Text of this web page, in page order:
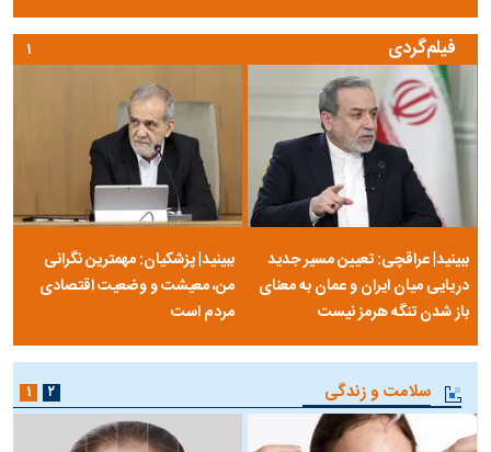
فیلم‌گردی
ببینید| عراقچی: تعیین مسیر جدید
دریایی میان ایران و عمان به معنای
باز شدن تنگه هرمز نیست
ببینید| پزشکیان: مهمترین نگرانی
من، معیشت و وضعیت اقتصادی
مردم است
۱
سلامت و زندگی ۱ ۲